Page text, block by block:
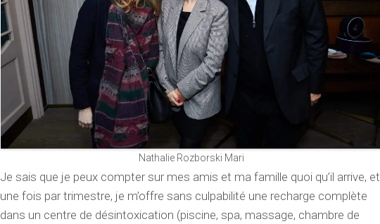
Nathalie Rozborski Mari
Je sais que je peux compter sur mes amis et ma famille quoi qu’il arrive, et
une fois par trimestre, je m’offre sans culpabilité une recharge complète
dans un centre de désintoxication (piscine, spa, massage, chambre de